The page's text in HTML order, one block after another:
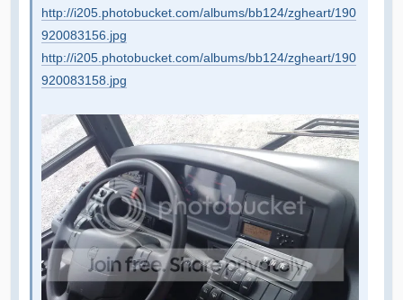
http://i205.photobucket.com/albums/bb124/zgheart/190
920083156.jpg
http://i205.photobucket.com/albums/bb124/zgheart/190
920083158.jpg